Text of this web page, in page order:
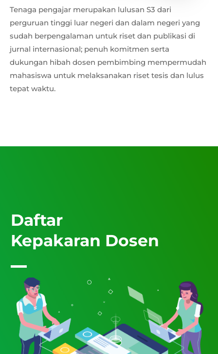
Tenaga pengajar merupakan lulusan S3 dari
perguruan tinggi luar negeri dan dalam negeri yang
sudah berpengalaman untuk riset dan publikasi di
jurnal internasional; penuh komitmen serta
dukungan hibah dosen pembimbing mempermudah
mahasiswa untuk melaksanakan riset tesis dan lulus
tepat waktu.
Daftar
Kepakaran Dosen